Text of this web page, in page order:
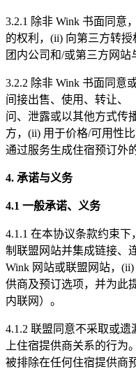
3.2.1 除非 Wink 书面同意
的权利，(ii) 向第三方转
团内公司和/或第三方网站
3.2.2 除非 Wink 书面同意
间接出售、使用、转让、
问、泄露或以其他方式传
方，(ii) 用于价格/可用性
通过服务生成住宿预订外
4. 承诺与义务
4.1 一般承诺、义务
4.1.1 在本协议条款约束
制联盟网站并集成链接、
Wink 网站或联盟网站，
供商及预订选项，并为此
内联网）。
4.1.2 联盟同意不采取或
上住宿提供商关系的行为
被排除在任何住宿提供商